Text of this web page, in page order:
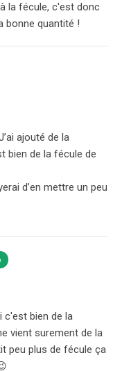
la fécule, c'est donc
bonne quantité !
ajouté de la
bien de la fécule de
d’en mettre un peu
c'est bien de la
vient surement de la
peu plus de fécule ça